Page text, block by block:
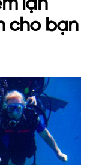
lặn
cho bạn